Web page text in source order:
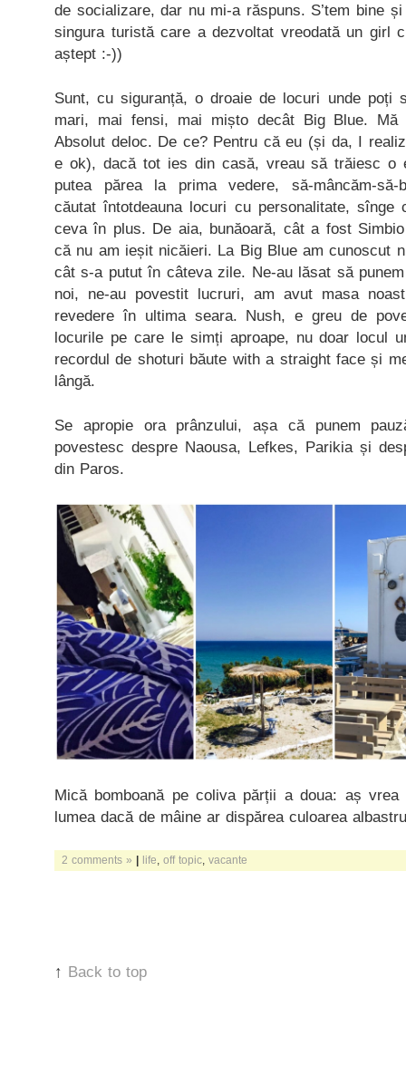
de socializare, dar nu mi-a răspuns. S’tem bine
singura turistă care a dezvoltat vreodată un girl
aștept :-))
Sunt, cu siguranță, o droaie de locuri unde poți
mari, mai fensi, mai mișto decât Big Blue. Mă
Absolut deloc. De ce? Pentru că eu (și da, I
e ok), dacă tot ies din casă, vreau să trăiesc o
putea părea la prima vedere, să-mâncăm-să-
căutat întotdeauna locuri cu personalitate,
ceva în plus. De aia, bunăoară, cât a fost
că nu am ieșit nicăieri. La Big Blue am cunoscut
cât s-a putut în câteva zile. Ne-au lăsat să
noi, ne-au povestit lucruri, am avut masa
revedere în ultima seara. Nush, e greu de
locurile pe care le simți aproape, nu doar locul
recordul de shoturi băute with a straight face și
lângă.
Se apropie ora prânzului, așa că punem
povestesc despre Naousa, Lefkes, Parikia și
din Paros.
Mică bomboană pe coliva părții a doua: aș
lumea dacă de mâine ar dispărea culoarea
2 comments » | life off topic vacante
↑ Back to top